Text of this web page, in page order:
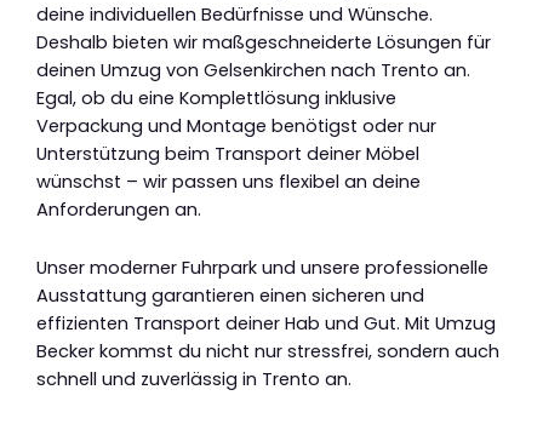
deine individuellen Bedürfnisse und Wünsche.
Deshalb bieten wir maßgeschneiderte Lösungen für
deinen Umzug von Gelsenkirchen nach Trento an.
Egal, ob du eine Komplettlösung inklusive
Verpackung und Montage benötigst oder nur
Unterstützung beim Transport deiner Möbel
wünschst – wir passen uns flexibel an deine
Anforderungen an.
Unser moderner Fuhrpark und unsere professionelle
Ausstattung garantieren einen sicheren und
effizienten Transport deiner Hab und Gut. Mit Umzug
Becker kommst du nicht nur stressfrei, sondern auch
schnell und zuverlässig in Trento an.